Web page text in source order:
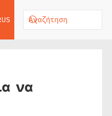
να